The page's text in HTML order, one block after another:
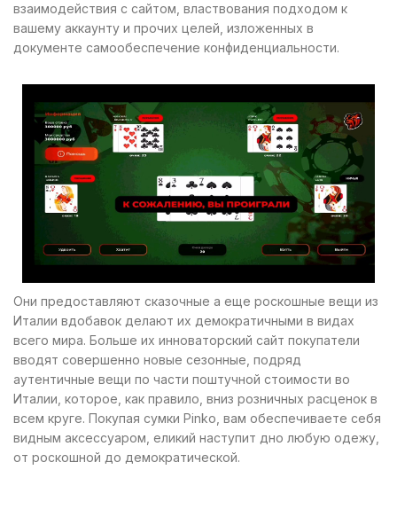
взаимодействия с сайтом, властвования подходом к
вашему аккаунту и прочих целей, изложенных в
документе самообеспечение конфиденциальности.
Они предоставляют сказочные а еще роскошные вещи из
Италии вдобавок делают их демократичными в видах
всего мира. Больше их инноваторский сайт покупатели
вводят совершенно новые сезонные, подряд
аутентичные вещи по части поштучной стоимости во
Италии, которое, как правило, вниз розничных расценок в
всем круге. Покупая сумки Pinko, вам обеспечиваете себя
видным аксессуаром, еликий наступит дно любую одежу,
от роскошной до демократической.